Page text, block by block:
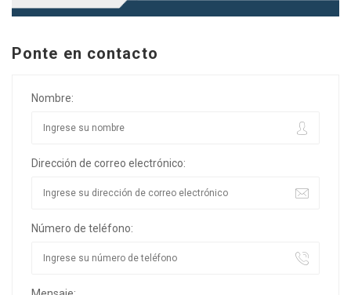
Ponte en contacto
Nombre:
Dirección de correo electrónico:
Número de teléfono: